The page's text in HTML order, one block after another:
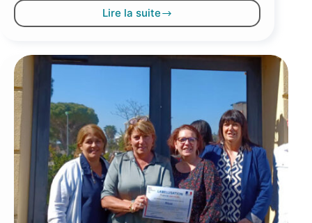
Lire la suite
Impôts
à
de
revenus